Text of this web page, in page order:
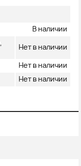
В наличии
Нет в наличии
Нет в наличии
Нет в наличии